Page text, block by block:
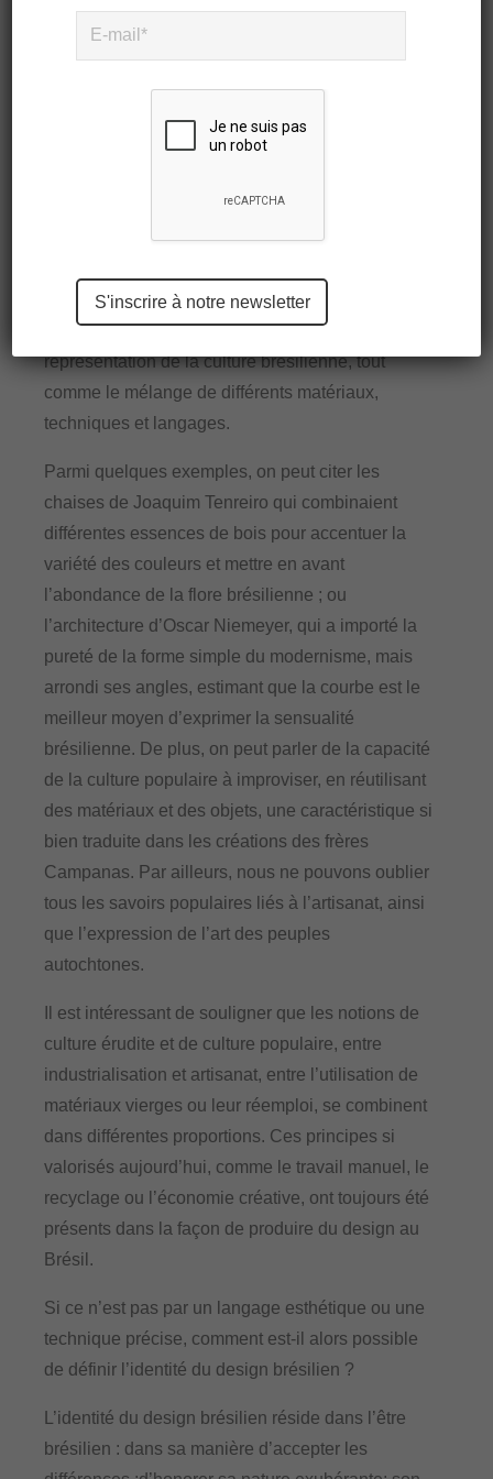
Le Brésil est un pays à la dimension d’un
continent, avec des différences entre les régions
prononcées en termes de biodiversité, de société,
d’économie et d’industrialisation. Par conséquent,
brésilien).
La multiplicité de ces résultats est avant tout une
représentation de laculture brésilienne, tout
comme le mélange de différents matériaux,
techniques et langages.
Parmi quelques exemples, on peut citer les
chaises de Joaquim Tenreiro qui combinaient
différentes essences de bois pour accentuer la
variété des couleurs et mettre en avant
l’abondance de la flore brésilienne ; ou
l’architecture d’Oscar Niemeyer, qui a importé la
pureté de la forme simple du modernisme, mais
arrondi ses angles, estimant que la courbe est le
meilleur moyen d’exprimer la sensualité
brésilienne. De plus, on peut parler de la capacité
de la culture populaire à improviser, en réutilisant
des matériaux et des objets, une caractéristique si
bien traduite dans les créations des frères
Campanas. Par ailleurs, nous ne pouvons oublier
tous les savoirs populaires liés à l’artisanat, ainsi
que l’expression de l’art des peuples
autochtones.
Il est intéressant de souligner que les notions de
culture érudite et de culture populaire, entre
industrialisation et artisanat, entre l’utilisation de
matériaux vierges ou leur réemploi, se combinent
dans différentes proportions. Ces principes si
valorisés aujourd’hui, comme le travail manuel, le
recyclage ou l’économie créative, ont toujours été
présents dans la façon de produire du design au
Brésil.
Si ce n’est pas par un langage esthétique ou une
technique précise, comment est-il alors possible
de définir l’identité du design brésilien ?
L’identité du design brésilien réside dans l’être
brésilien : dans sa manière d’accepter les
Please
leave
this
empty.